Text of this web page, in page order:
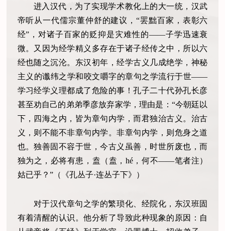
进入汉代，为了实现学术教化上的大一统，汉武
帝听从一代儒宗董仲舒的建议，“罢黜百家，表彰六
经”，对诸子百家的贬抑是灾难性的——子学迅速衰
微。又因为经学精义多存在于诸子经传之中，所以六
经也随之沉沦。东汉初年，经学古义几成绝学，神秘
主义的谶纬之学和咬文嚼字的章句之学流行于世——
学习经学义理都成了危险的事！孔子二十代孙孔长彦
甚至劝自己的弟弟季彦放弃家学，理由是：“今朝廷以
下，四海之内，皆为章句内学，而君独治古义。治古
义，则不能不非章句内学。非章句内学，则危身之道
也。独善固不容于世，今古义虽善，时世所废也，而
独为之，必将有患，盍（盍，hé，何不——笔者注）
姑已乎？”（《孔丛子·连丛子下》）
对于汉代章句之学的繁琐化、经院化，东汉班固
有着清醒的认识。他分析了导致此种现象的原因：自